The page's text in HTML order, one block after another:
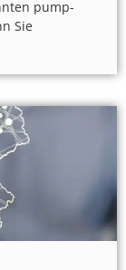
pump-
Sie